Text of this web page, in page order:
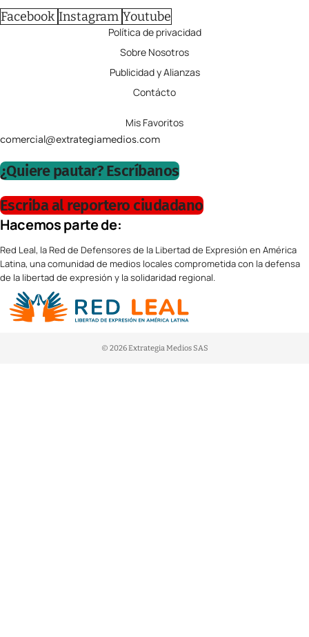
Facebook Instagram Youtube
Política de privacidad
Sobre Nosotros
Publicidad y Alianzas
Contácto
Mis Favoritos
comercial@extrategiamedios.com
¿Quiere pautar? Escríbanos
Escriba al reportero ciudadano
Hacemos parte de:
Red Leal, la Red de Defensores de la Libertad de Expresión en América
Latina, una comunidad de medios locales comprometida con la defensa
de la libertad de expresión y la solidaridad regional.
© 2026 Extrategia Medios SAS